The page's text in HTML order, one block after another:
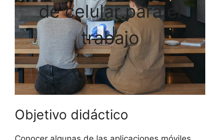
de celular para el
trabajo
Objetivo didáctico